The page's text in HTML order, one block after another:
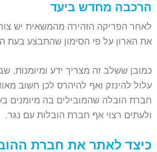
הרכבה מחדש ביעד
לאחר הפריקה הזהירה מהמשאית יש
את הארון על פי הסימון שהתבצע בעת
כמובן ששלב זה מצריך ידע ומיומנות,
עלול להינזק ואף להיהרס לכן חשוב
חברת הובלה שהמובילים בה מיומנים
ולעתים רצוי אף חברת הובלות עם נגר.
כיצד לאתר את חברת